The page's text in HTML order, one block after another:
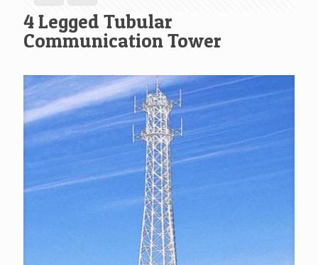
4 Legged Tubular
Communication Tower